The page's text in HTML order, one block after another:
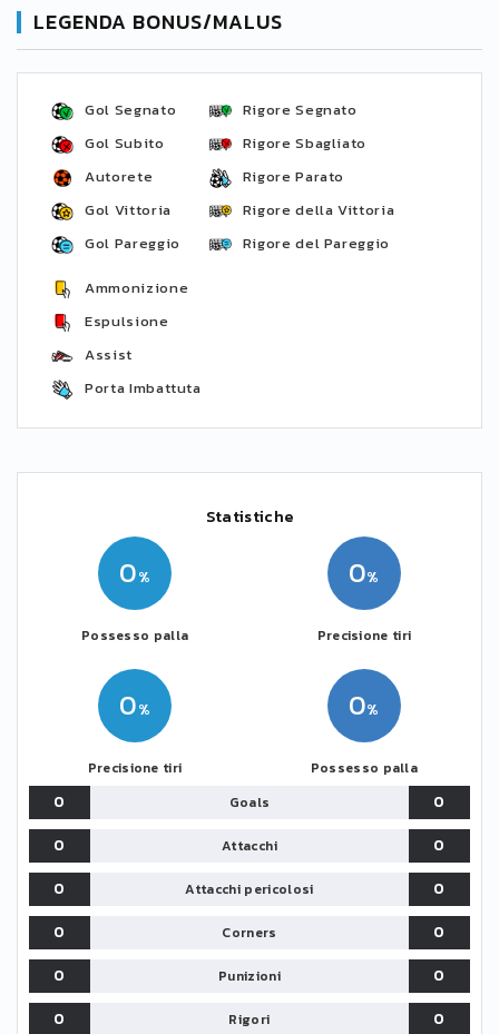
LEGENDA BONUS/MALUS
Gol Segnato
Gol Subito
Autorete
Gol Vittoria
Gol Pareggio
Rigore Segnato
Rigore Sbagliato
Rigore Parato
Rigore della Vittoria
Rigore del Pareggio
Ammonizione
Espulsione
Assist
Porta Imbattuta
Statistiche
0
Possesso palla
0
Precisione tiri
0
Possesso palla
0
Precisione tiri
0 Goals
0
0
Attacchi
0
0
Attacchi pericolosi
0
0
Corners
0
0
Punizioni
0
0
Rigori 0